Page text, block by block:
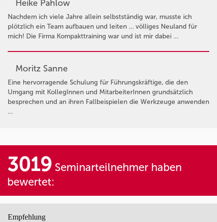
Heike Pahlow
Nachdem ich viele Jahre allein selbstständig war, musste ich
plötzlich ein Team aufbauen und leiten … völliges Neuland für
mich! Die Firma Kompakttraining war und ist mir dabei …
Moritz Sanne
Eine hervorragende Schulung für Führungskräftige, die den
Umgang mit KollegInnen und MitarbeiterInnen grundsätzlich
besprechen und an ihren Fallbeispielen die Werkzeuge anwenden
…
3019 Seminarteilnehmer haben
bewertet:
Empfehlung